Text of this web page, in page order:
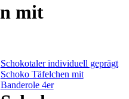
mit
Schokotaler individuell geprägt
Schoko Täfelchen mit
Banderole 4er